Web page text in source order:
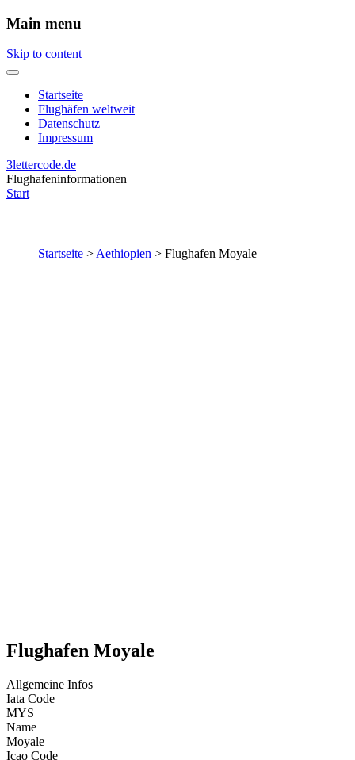
Main menu
Skip to content
Startseite
Flughäfen weltweit
Datenschutz
Impressum
3lettercode.de
Flughafeninformationen
Start
Startseite >Aethiopien > Flughafen Moyale
Flughafen Moyale
Allgemeine Infos
Iata Code
MYS
Name
Moyale
Icao Code